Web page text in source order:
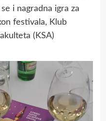
i nagradna igra za
festivala, Klub
(KSA)